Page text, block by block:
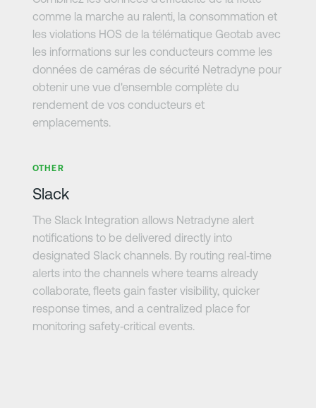
comme la marche au ralenti, la consommation et
les violations HOS de la télématique Geotab avec
les informations sur les conducteurs comme les
données de caméras de sécurité Netradyne pour
obtenir une vue d'ensemble complète du
rendement de vos conducteurs et
emplacements.
OTHER
Slack
The Slack Integration allows Netradyne alert
notifications to be delivered directly into
designated Slack channels. By routing real‑time
alerts into the channels where teams already
collaborate, fleets gain faster visibility, quicker
response times, and a centralized place for
monitoring safety‑critical events.